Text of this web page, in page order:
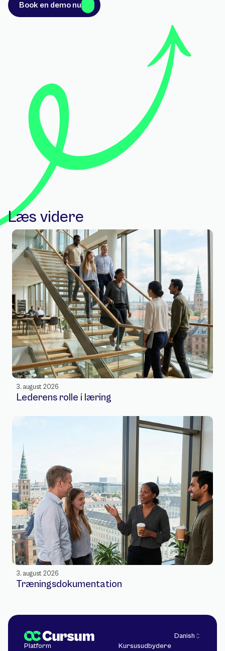
Book en demo nu
Læs videre
3. august 2026
Lederens rolle i læring
3. august 2026
Træningsdokumentation
Select Language
Danish
Platform
Kursusudbydere